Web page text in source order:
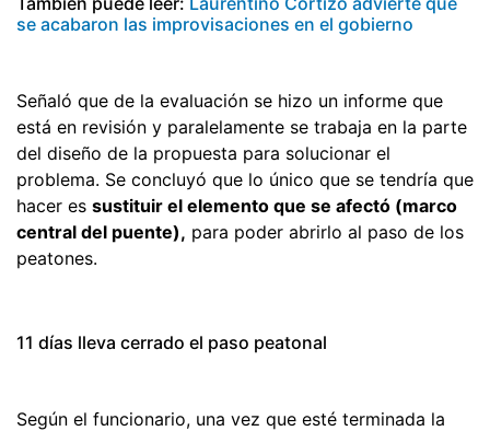
se acabaron las improvisaciones en el gobierno
Señaló que de la evaluación se hizo un informe que
está en revisión y paralelamente se trabaja en la parte
del diseño de la propuesta para solucionar el
problema. Se concluyó que lo único que se tendría que
hacer es sustituir el elemento que se afectó (marco
central del puente), para poder abrirlo al paso de los
peatones.
11 días lleva cerrado el paso peatonal
Según el funcionario, una vez que esté terminada la